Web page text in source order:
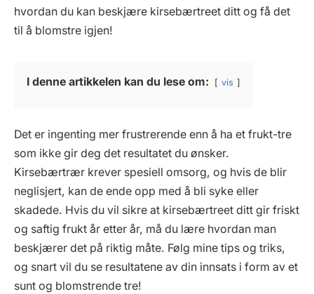
hvordan du kan beskjære kirsebærtreet ditt og få det
til å blomstre igjen!
I denne artikkelen kan du lese om: vis
Det er ingenting mer frustrerende enn å ha et frukt-tre
som ikke gir deg det resultatet du ønsker.
Kirsebærtrær krever spesiell omsorg, og hvis de blir
neglisjert, kan de ende opp med å bli syke eller
skadede. Hvis du vil sikre at kirsebærtreet ditt gir friskt
og saftig frukt år etter år, må du lære hvordan man
beskjærer det på riktig måte. Følg mine tips og triks,
og snart vil du se resultatene av din innsats i form av et
sunt og blomstrende tre!